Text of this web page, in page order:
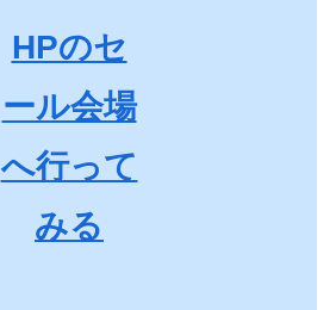
HPのセ
ール会場
へ行って
みる